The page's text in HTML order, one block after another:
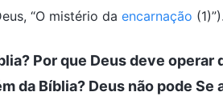
“O mistério da encarnação (1)”)
Por que Deus deve operar
da Bíblia? Deus não pode